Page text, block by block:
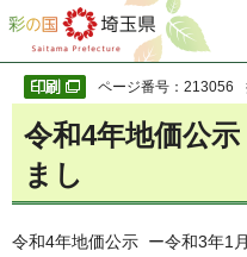
彩の国 埼玉県
ページ番号：213056
令和4年地価公
まし
令和4年地価公示 ー令和3年1